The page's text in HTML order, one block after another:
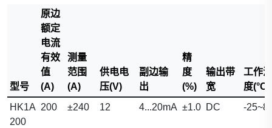
型号
原边
额定
电流
有效
值
(A)
测量
范围
(A)
供电电
压(V)
副边输
出
精
度
(%)
输出带
宽
工作温
度(°C)
HK1A
200
200 ±240 12 4...20mA ±1.0 DC -